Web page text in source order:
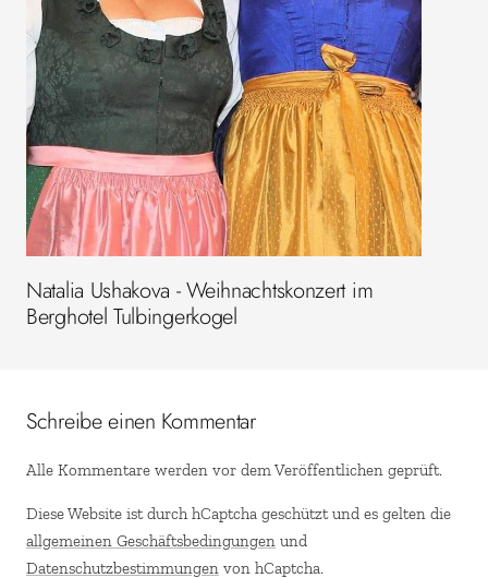
Natalia Ushakova - Weihnachtskonzert im
Berghotel Tulbingerkogel
Schreibe einen Kommentar
Alle Kommentare werden vor dem Veröffentlichen geprüft.
Diese Website ist durch hCaptcha geschützt und es gelten die
allgemeinen Geschäftsbedingungen und
Datenschutzbestimmungen von hCaptcha.